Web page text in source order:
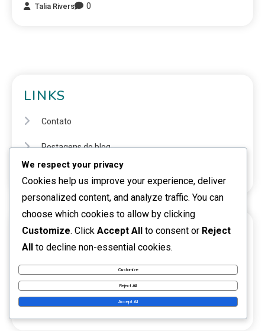
Talia Rivers
0
LINKS
Contato
Postagens do blog
Sobre
CATEGORIAS
Recompensas do Passe de Evento
Resgate de Código Riot
We respect your privacy
Cookies help us improve your experience, deliver
personalized content, and analyze traffic. You can
choose which cookies to allow by clicking
Customize. Click Accept All to consent or Reject
All to decline non-essential cookies.
Customize
Reject All
Accept All